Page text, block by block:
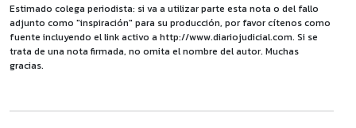
Estimado colega periodista: si va a utilizar parte esta nota o del fallo
adjunto como "inspiración" para su producción, por favor cítenos como
fuente incluyendo el link activo a http://www.diariojudicial.com. Si se
trata de una nota firmada, no omita el nombre del autor. Muchas
gracias.